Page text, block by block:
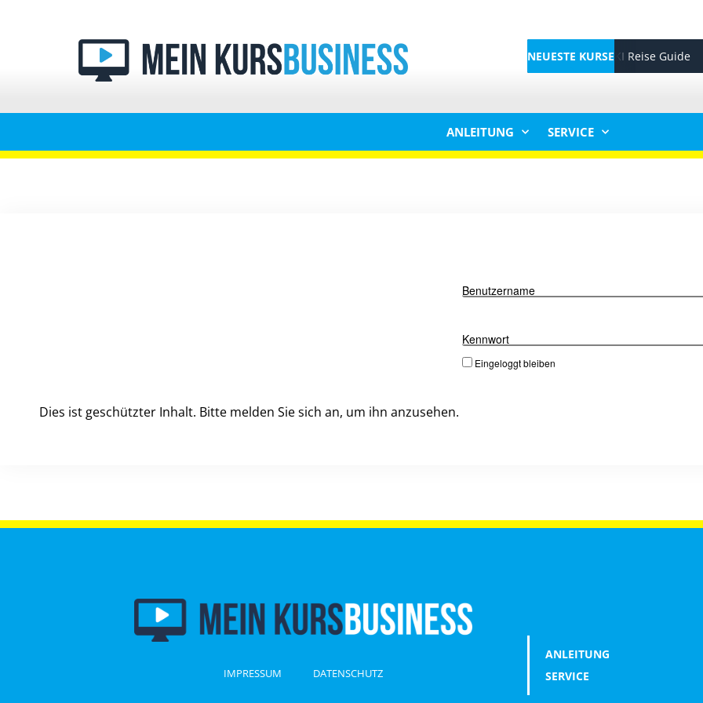
NEUESTE KURSE KI Reise Guide
GEO Traffic
ANLEITUNG SERVICE
Dies ist geschützter Inhalt. Bitte melden Sie sich an, um ihn anzusehen.
Benutzername
Kennwort
Eingeloggt bleiben
IMPRESSUM DATENSCHUTZ
ANLEITUNG
SERVICE